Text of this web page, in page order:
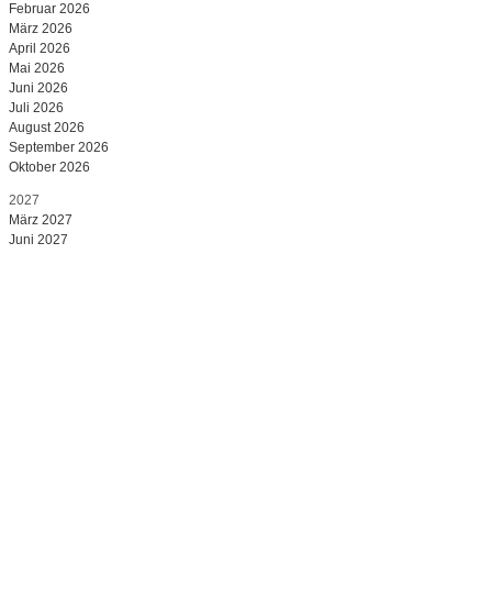
Februar 2026
März 2026
April 2026
Mai 2026
Juni 2026
Juli 2026
August 2026
September 2026
Oktober 2026
2027
März 2027
Juni 2027